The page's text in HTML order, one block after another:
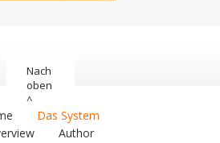
Nach
oben
^
Das System
Author